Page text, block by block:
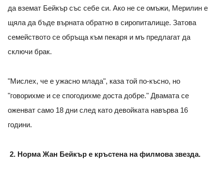
да вземат Бейкър със себе си. Ако не се омъжи, Мерилин е
щяла да бъде върната обратно в сиропиталище. Затова
семейството се обръща към пекаря и мъ предлагат да
сключи брак.
"Мислех, че е ужасно млада", каза той по-късно, но
"говорихме и се спогодихме доста добре." Двамата се
оженват само 18 дни след като девойката навърва 16
години.
2. Норма Жан Бейкър е кръстена на филмова звезда.